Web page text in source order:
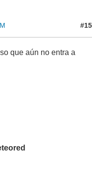
#15
que aún no entra a